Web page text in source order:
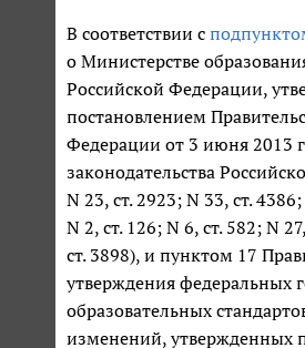
В соответствии с
о Министерстве
Российской Федерации,
постановлением
Федерации от 3 июня 2013
законодательства
N 23, ст. 2923; N 33, ст.
N 2, ст. 126; N 6, ст. 582; N
ст. 3898), и пунктом 17
утверждения федеральных
образовательных
изменений, утвержденных